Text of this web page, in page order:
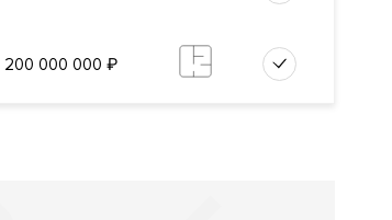
200 000 000 ₽